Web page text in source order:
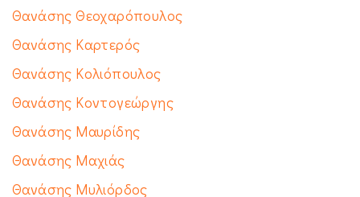
Θανάσης Θεοχαρόπουλος
Θανάσης Καρτερός
Θανάσης Κολιόπουλος
Θανάσης Κοντογεώργης
Θανάσης Μαυρίδης
Θανάσης Μαχιάς
Θανάσης Μυλιόρδος